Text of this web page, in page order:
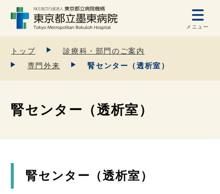
メニュー
トップ
診療科・部門のご案内
専門外来
腎センター（透析室）
腎センター（透析室）
腎センター（透析室）